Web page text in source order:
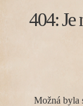
404: Je
Možná byla